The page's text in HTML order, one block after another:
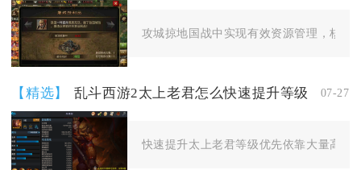
攻城掠地国战中实现有效资源管理，核心
【精选】 乱斗西游2太上老君怎么快速提升等级 07-27
快速提升太上老君等级优先依靠大量高阶